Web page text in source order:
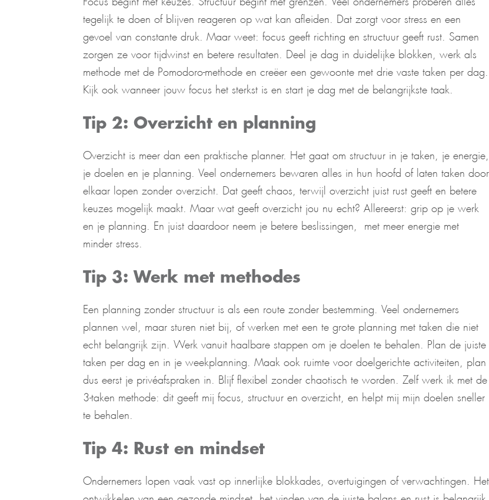
tegelijk te doen of blijven reageren op wat kan afleiden. Dat zorgt voor stress en een
gevoel van constante druk. Maar weet: focus geeft richting en structuur geeft rust. Samen
zorgen ze voor tijdwinst en betere resultaten. Deel je dag in duidelijke blokken, werk als
methode met de Pomodoro-methode en creëer een gewoonte met drie vaste taken per dag.
Kijk ook wanneer jouw focus het sterkst is en start je dag met de belangrijkste taak.
Tip 2: Overzicht en planning
Overzicht is meer dan een praktische planner. Het gaat om structuur in je taken, je energie,
je doelen en je planning. Veel ondernemers bewaren alles in hun hoofd of laten taken door
elkaar lopen zonder overzicht. Dat geeft chaos, terwijl overzicht juist rust geeft en betere
keuzes mogelijk maakt. Maar wat geeft overzicht jou nu echt? Allereerst: grip op je werk
en je planning. En juist daardoor neem je betere beslissingen, met meer energie met
minder stress.
Tip 3: Werk met methodes
Een planning zonder structuur is als een route zonder bestemming. Veel ondernemers
plannen wel, maar sturen niet bij, of werken met een te grote planning met taken die niet
echt belangrijk zijn. Werk vanuit haalbare stappen om je doelen te behalen. Plan de juiste
taken per dag en in je weekplanning. Maak ook ruimte voor doelgerichte activiteiten, plan
dus eerst je privéafspraken in. Blijf flexibel zonder chaotisch te worden. Zelf werk ik met de
3-taken methode: dit geeft mij focus, structuur en overzicht, en helpt mij mijn doelen sneller
te behalen.
Tip 4: Rust en mindset
Ondernemers lopen vaak vast op innerlijke blokkades, overtuigingen of verwachtingen. Het
ontwikkelen van een gezonde mindset, het vinden van de juiste balans en rust is belangrijk